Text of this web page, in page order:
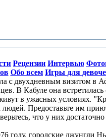
Рецензии Интервью
Обо всем Игры для
с двухдневным визитом в
В Кабуле она
в ужасных условиях.
Предоставьте им
что у них
году, городские джунгли